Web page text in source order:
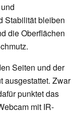
Stabilität bleiben
die Oberflächen
Seiten und der
ausgestattet. Zwar
punktet das
mit IR-